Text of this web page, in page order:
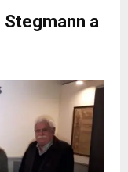
Stegmann a